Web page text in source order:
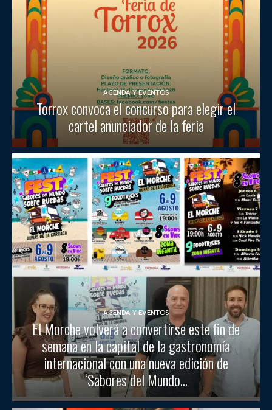
AGENDA Y EVENTOS
Torrox convoca el concurso para elegir el
cartel anunciador de la feria
AGENDA Y EVENTOS
El Morche volverá a convertirse este fin de
semana en la capital de la gastronomía
internacional con una nueva edición de
‘Sabores del Mundo...